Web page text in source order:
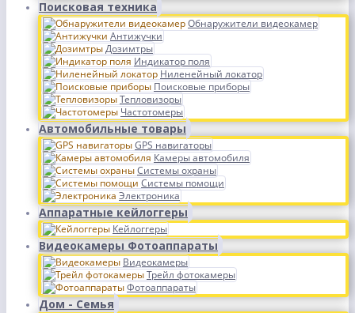
Поисковая техника
Обнаружители видеокамер
Антижучки
Дозимтры
Индикатор поля
Ниленейный локатор
Поисковые приборы
Тепловизоры
Частотомеры
Автомобильные товары
GPS навигаторы
Камеры автомобиля
Системы охраны
Системы помощи
Электроника
Аппаратные кейлоггеры
Кейлоггеры
Видеокамеры Фотоаппараты
Видеокамеры
Трейл фотокамеры
Фотоаппараты
Дом - Семья